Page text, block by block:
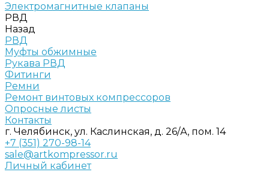
Электромагнитные клапаны
РВД
Назад
РВД
Муфты обжимные
Рукава РВД
Фитинги
Ремни
Ремонт винтовых компрессоров
Опросные листы
Контакты
г. Челябинск, ул. Каслинская, д. 26/А, пом. 14
+7 (351) 270-98-14
sale@artkompressor.ru
Личный кабинет